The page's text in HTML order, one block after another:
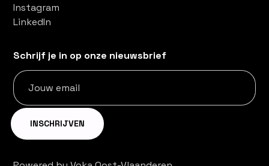
Instagram
LinkedIn
Schrijf je in op onze nieuwsbrief